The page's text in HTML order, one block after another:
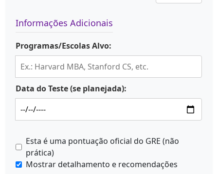
Informações Adicionais
Programas/Escolas Alvo:
Data do Teste (se planejada):
Esta é uma pontuação oficial do GRE (não
prática)
Mostrar detalhamento e recomendações